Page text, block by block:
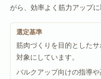
がら、効率よく筋力アップ
選定基準
筋肉づくりを目的とした
対象にしています。
バルクアップ向けの指導